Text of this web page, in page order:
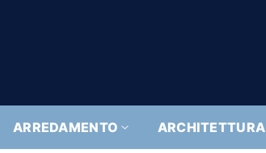
ARREDAMENTO ARCHITETTURA